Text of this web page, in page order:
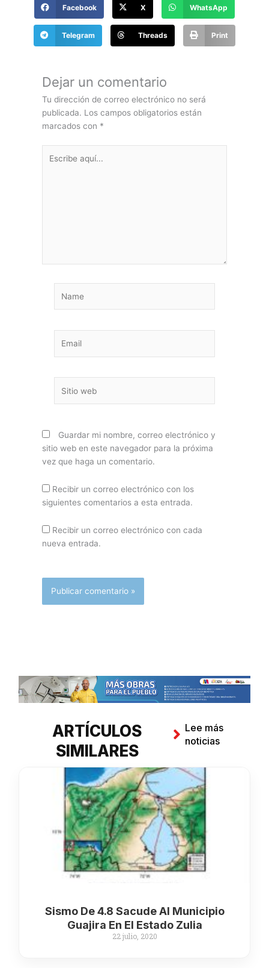
Facebook X WhatsApp
Telegram Threads Print
Dejar un comentario
Tu dirección de correo electrónico no será
publicada. Los campos obligatorios están
marcados con *
aquí...
web
Guardar mi nombre, correo electrónico y
sitio web en este navegador para la próxima
vez que haga un comentario.
Recibir un correo electrónico con los
siguientes comentarios a esta entrada.
Recibir un correo electrónico con cada
nueva entrada.
ARTÍCULOS
SIMILARES
Lee más
noticias
Sismo De 4.8 Sacude Al Municipio
Guajira En El Estado Zulia
22 julio, 2020